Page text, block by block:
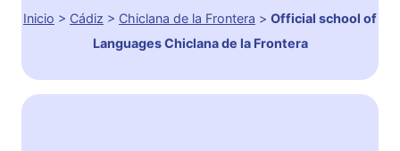
Inicio > Cádiz > Chiclana de la Frontera > Official school of
Languages Chiclana de la Frontera